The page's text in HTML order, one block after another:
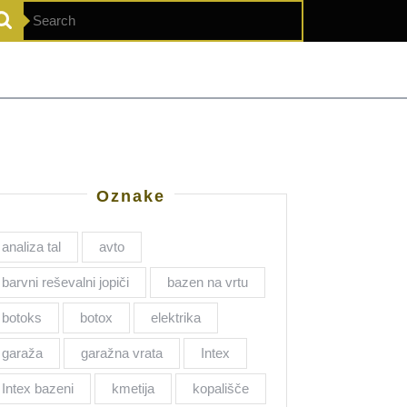
for:
Oznake
analiza tal avto
barvni reševalni jopiči bazen na vrtu
botoks botox elektrika
garaža garažna vrata Intex
Intex bazeni kmetija kopališče